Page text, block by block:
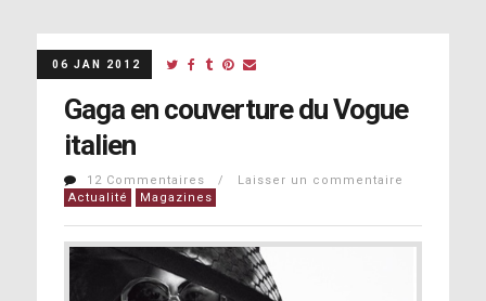
06 JAN 2012
Gaga en couverture du Vogue
italien
12 Commentaires / Laisser un commentaire
Actualité
Magazines